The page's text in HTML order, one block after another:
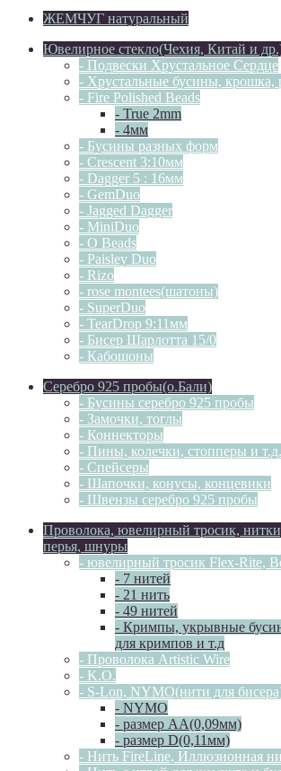
ЖЕМЧУГ натуральный
Ювелирное стекло(Чехия, Китай и
- Подвески Хрустальное Сердце
- Хрустальные бусины, крошка,
- Fire Polished Beads
- True 2mm
- 4мм
- Бусины разных форм
- Crescent 3:10мм
- Dagger 5 : 16мм
- GemDuo
- Jagged Dagger
- MiniDuo
- O Beads
- Paisley Duo
- Rizo
- rose montees(шатоны)
- SuperDuo
- TearDrop 9:11мм
- Бисер Шарлотта 15/0
- Кабошоны
Серебро 925 пробы(о.Бали)
- Бусины серебро 925 пробы
- Замочки, тоглы
- Коннекторы
- Пины, колечки, стопперы и т.д.
- Спейсеры
- Шапочки, конусы, концевики
- Швензы серебро 925 пробы
Проволока, ювелирный тросик,
перья, шнуры
- ювелирный тросик Flex-Rite,
- 7 нитей
- 21 нить
- 49 нитей
- Кримпы, укрывные
для кримпов и т.д
- Проволока Artistic Wire
- K.O.
- S-Lon, NYMO(нити для
- NYMO
- размер AA(0,09мм)
- размер D(0,11мм)
- Нить FireLine, Иллюзионная